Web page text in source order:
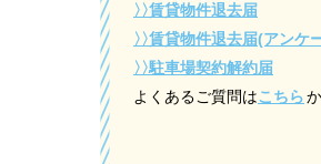
〉〉賃貸物件退去届
〉〉賃貸物件退去届(アンケ
〉〉駐車場契約解約届
よくあるご質問はこちら